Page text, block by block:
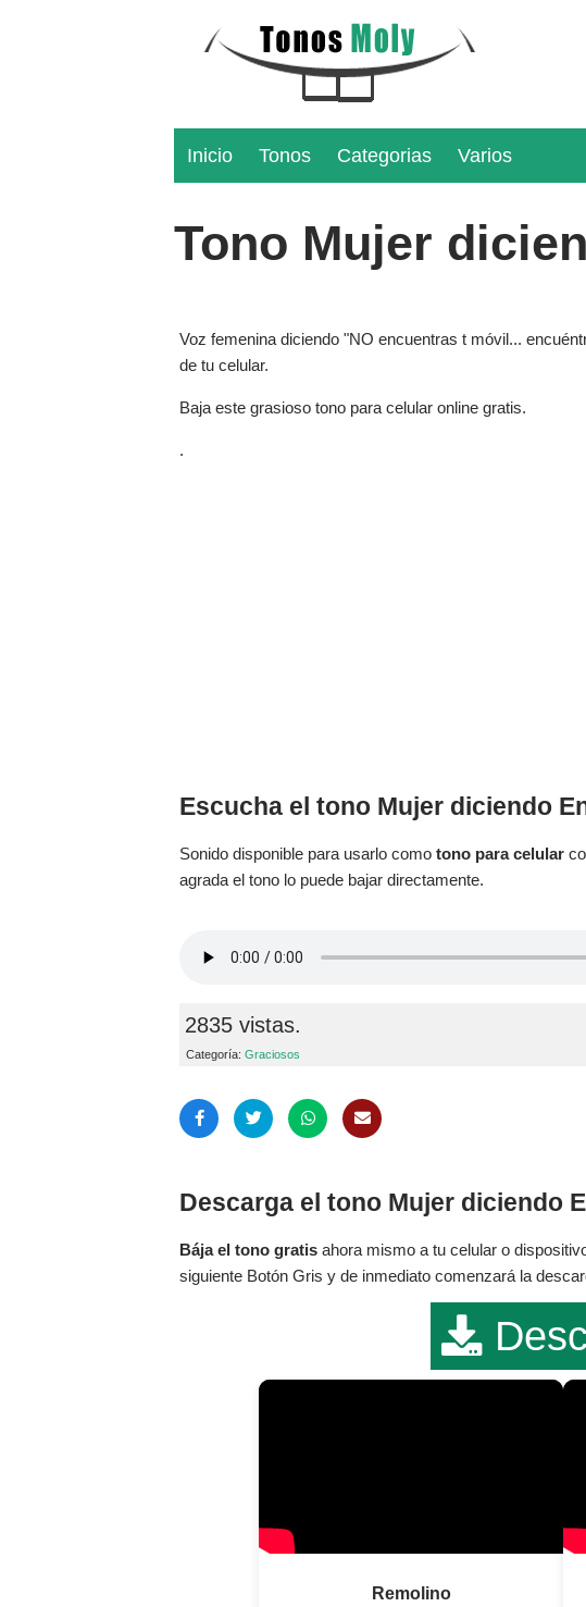
Inicio Tonos Categorias Varios
Tono Mujer
Voz femenina diciendo "NO encuentras t móvil...
de tu celular.
Baja este grasioso tono para celular online gratis.
.
Escucha el tono Mujer diciendo
Sonido disponible para usarlo como tono para celular
agrada el tono lo puede bajar directamente.
2835 vistas.
Categoría: Graciosos
Descarga el tono Mujer diciendo
Bája el tono gratis ahora mismo a tu celular o
siguiente Botón Gris y de inmediato comenzará la
Remolino